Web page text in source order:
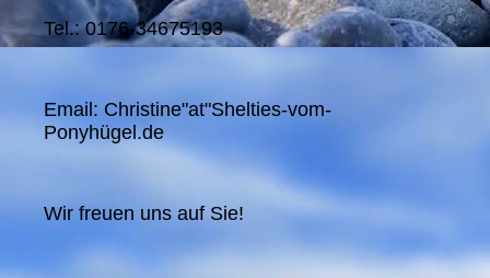
Tel.: 0176-34675193
Email: Christine"at"Shelties-vom-
Ponyhügel.de
Wir freuen uns auf Sie!